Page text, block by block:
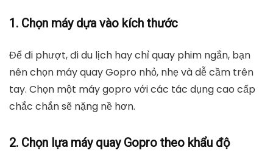
1. Chọn máy dựa vào kích thước
Để đi phượt, đi du lịch hay chỉ quay phim ngắn, bạn
nên chọn máy quay Gopro nhỏ, nhẹ và dễ cầm trên
tay. Chọn một máy gopro với các tác dụng cao cấp
chắc chắn sẽ nặng nề hơn.
2. Chọn lựa máy quay Gopro theo khẩu độ